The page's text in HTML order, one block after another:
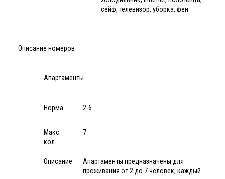
сейф, телевизор, уборка, фен
Описание номеров
Апартаменты
Норма 2-6
Макс.
кол.
7
Описание
Апартаменты предназначены для
проживания от 2 до 7 человек, каждый